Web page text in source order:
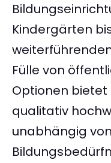
Kindergärten
Fülle von
Optionen bietet
qualitativ
unabhängig